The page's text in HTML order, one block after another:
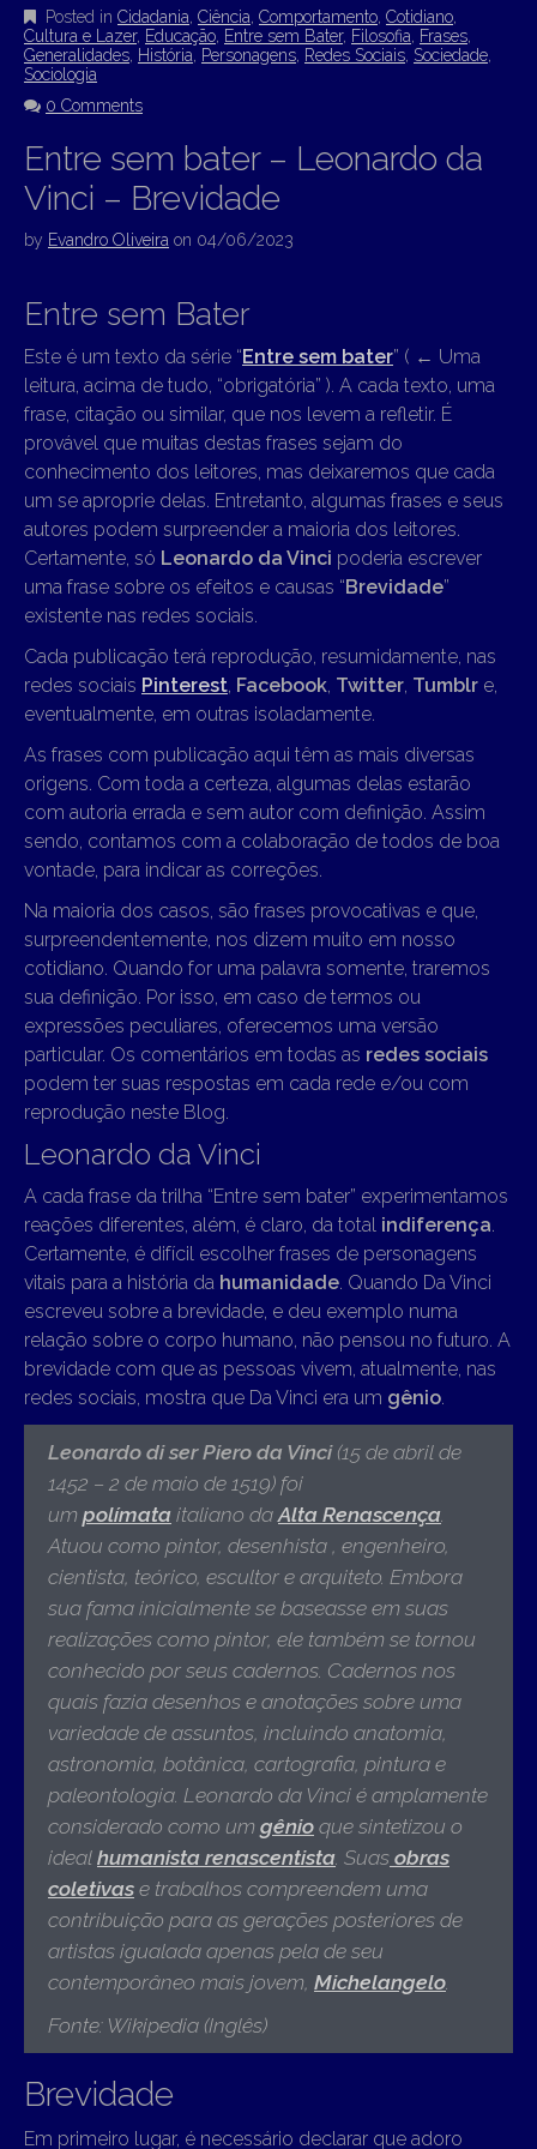
Posted in Cidadania Ciência Comportamento Cotidiano
Cultura e Lazer, Educação Entre sem Bater, Filosofia Frases
Generalidades História Personagens Redes Sociais Sociedade
Sociologia
0 Comments
Entre sem bater – Leonardo da
Vinci – Brevidade
by Evandro Oliveira on 04/06/2023
Entre sem Bater
Este é um texto da série “Entre sem bater” ( ← Uma
leitura, acima de tudo, “obrigatória” ). A cada texto, uma
frase, citação ou similar, que nos levem a refletir. É
provável que muitas destas frases sejam do
conhecimento dos leitores, mas deixaremos que cada
um se aproprie delas. Entretanto, algumas frases e seus
autores podem surpreender a maioria dos leitores.
Certamente, só Leonardo da Vinci poderia escrever
uma frase sobre os efeitos e causas “Brevidade”
existente nas redes sociais.
Cada publicação terá reprodução, resumidamente, nas
redes sociais Pinterest Facebook Twitter Tumblr e,
eventualmente, em outras isoladamente.
As frases com publicação aqui têm as mais diversas
origens. Com toda a certeza, algumas delas estarão
com autoria errada e sem autor com definição. Assim
sendo, contamos com a colaboração de todos de boa
vontade, para indicar as correções.
Na maioria dos casos, são frases provocativas e que,
surpreendentemente, nos dizem muito em nosso
cotidiano. Quando for uma palavra somente, traremos
sua definição. Por isso, em caso de termos ou
expressões peculiares, oferecemos uma versão
particular. Os comentários em todas as redes sociais
podem ter suas respostas em cada rede e/ou com
reprodução neste Blog.
Leonardo da Vinci
A cada frase da trilha “Entre sem bater” experimentamos
reações diferentes, além, é claro, da total indiferença
Certamente, é difícil escolher frases de personagens
vitais para a história da humanidade . Quando Da Vinci
escreveu sobre a brevidade, e deu exemplo numa
relação sobre o corpo humano, não pensou no futuro. A
brevidade com que as pessoas vivem, atualmente, nas
redes sociais, mostra que Da Vinci era um gênio
Leonardo di ser Piero da Vinci (15 de abril de
1452 – 2 de maio de 1519) foi
um polímata italiano da Alta Renascença
Atuou como pintor, desenhista , engenheiro,
cientista, teórico, escultor e arquiteto. Embora
sua fama inicialmente se baseasse em suas
realizações como pintor, ele também se tornou
conhecido por seus cadernos. Cadernos nos
quais fazia desenhos e anotações sobre uma
variedade de assuntos, incluindo anatomia,
astronomia, botânica, cartografia, pintura e
paleontologia. Leonardo da Vinci é amplamente
considerado como um gênio que sintetizou o
ideal humanista renascentista . Suas obras
coletivas e trabalhos compreendem uma
contribuição para as gerações posteriores de
artistas igualada apenas pela de seu
contemporâneo mais jovem, Michelangelo
Fonte: Wikipedia (Inglês)
Brevidade
Em primeiro lugar, é necessário declarar que adoro